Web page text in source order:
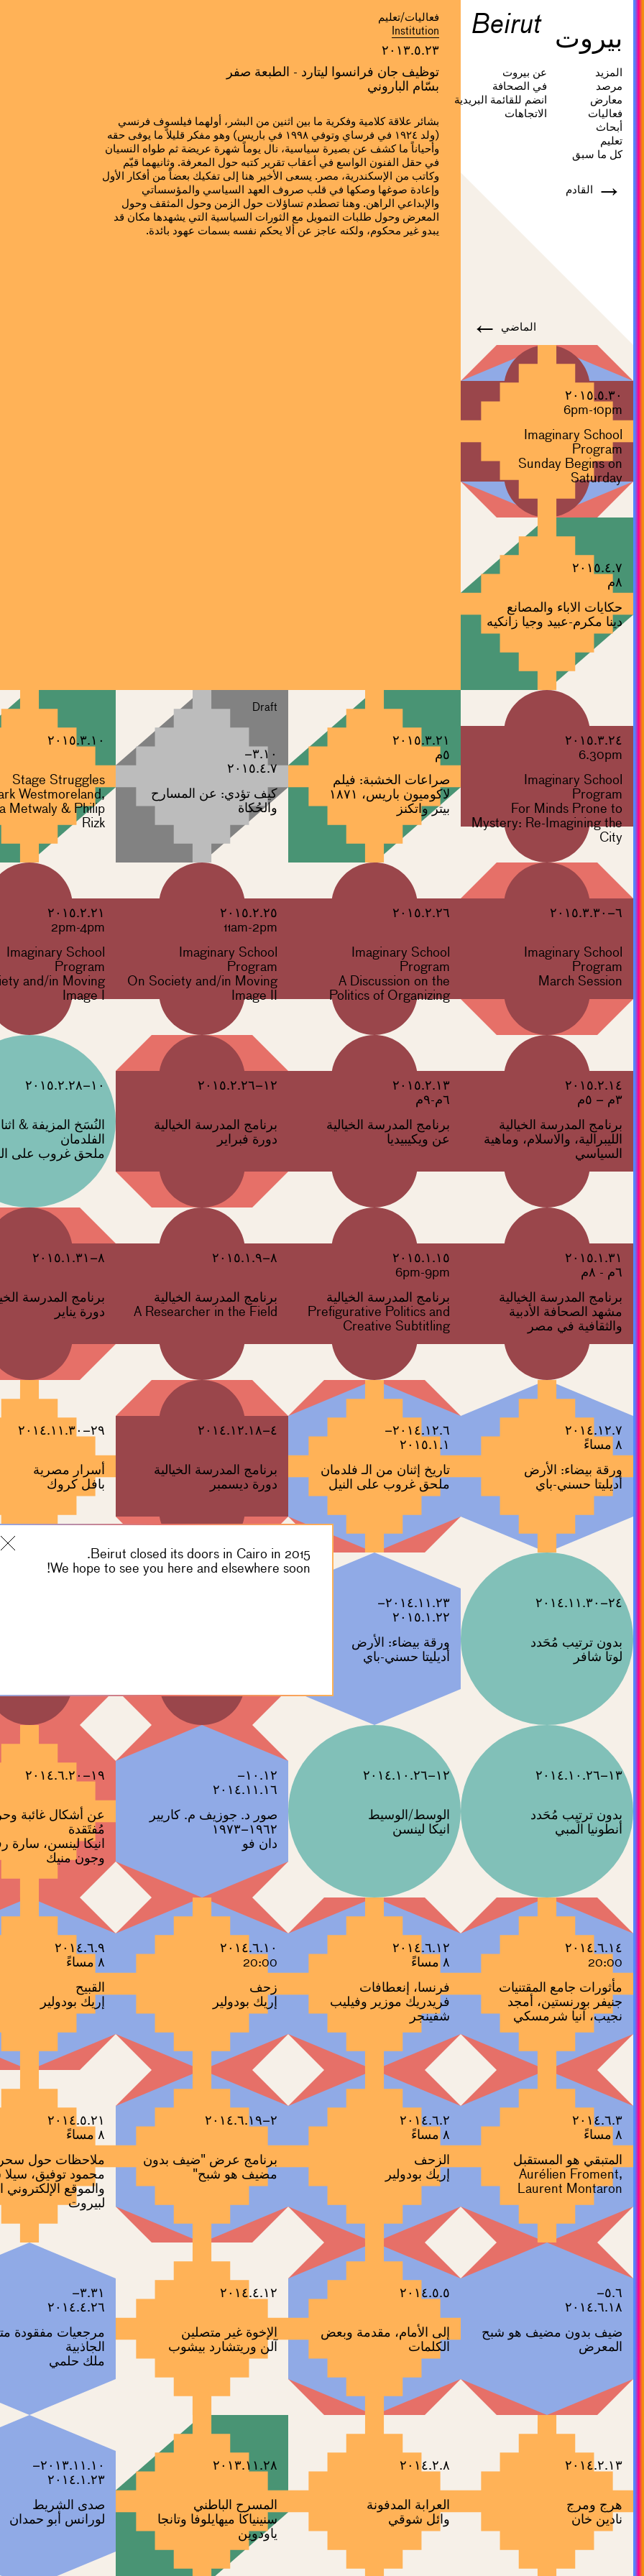
Beirut بيروت
المزيد
مرصد
معارض
فعاليات
أبحاث
تعليم
كل ما سبق
عن بيروت
في الصحافة
انضم للقائمة البريدية
الاتجاهات
Beirut closed its doors in Cairo in 2015.
We hope to see you here and elsewhere soon!
فعاليات/تعليم
Institution
٢٠١٣.٥.٢٣
توظيف جان فرانسوا ليتارد - الطبعة صفر
بسّام الباروني
بشائر علاقة كلامية وفكرية ما بين اثنين من البشر، أولهما فيلسوف فرنسي
(ولد ١٩٢٤ في فرساي وتوفي ١٩٩٨ في باريس) وهو مفكر قليلاً ما يوفى حقه
وأحياناً ما كشف عن بصيرة سياسية، نال يوماً شهرة عريضة ثم طواه النسيان
في حقل الفنون الواسع في أعقاب تقرير كتبه حول المعرفة. وثانيهما قيّم
وكاتب من الإسكندرية، مصر. يسعى الأخير هنا إلى تفكيك بعضاً من أفكار الأول
وإعادة صوغها وصكها في قلب صروف العهد السياسي والمؤسساتي
والإبداعي الراهن. وهنا تصطدم تساؤلات حول الزمن وحول المثقف وحول
المعرض وحول طلبات التمويل مع الثورات السياسية التي يشهدها مكان قد
يبدو غير محكوم، ولكنه عاجز عن ألا يحكم نفسه بسمات عهود بائدة.
→ القادم
الماضي ←
٢٠١٥.٥.٣٠
6pm-10pm
Imaginary School
Program
Sunday Begins on
Saturday
٢٠١٥.٤.٧
٨م
حكايات الاباء والمصانع
دينا مكرم-عبيد وجيا زانكيه
٢٠١٥.٣.٢٤
6.30pm
Imaginary School
Program
For Minds Prone to
Mystery: Re-Imagining the
City
٢٠١٥.٣.٢١
٥م
صراعات الخشبة: فيلم
لاكوميون باريس، ١٨٧١
بيتر واتكنز
Draft
٣.١٠–
٢٠١٥.٤.٧
كيف تؤدي: عن المسارح
والحُكاة
٢٠١٥.٣.١٠
Stage Struggles
Westmoreland,
Metwaly & Philip
Rizk
٦–٢٠١٥.٣.٣٠
Imaginary School
Program
March Session
٢٠١٥.٢.٢٦
Imaginary School
Program
A Discussion on the
Politics of Organizing
٢٠١٥.٢.٢٥
11am-2pm
Imaginary School
Program
On Society and/in Moving
Image II
٢٠١٥.٢.٢١
2pm-4pm
Imaginary School
Program
and/in Moving
Image I
٢٠١٥.٢.١٤
٣م – ٥م
برنامج المدرسة الخيالية
الليبرالية، والاسلام، وماهية
السياسي
٢٠١٥.٢.١٣
٦م-٩م
برنامج المدرسة الخيالية
عن ويكيبيديا
١٢–٢٠١٥.٢.٢٦
برنامج المدرسة الخيالية
دورة فبراير
١٠–٢٠١٥.٢.٢٨
النُسَخ المزيفة &
الفلدمان
ملحق غروب على
٢٠١٥.١.٣١
٦م - ٨م
برنامج المدرسة الخيالية
مشهد الصحافة الأدبية
والثقافية في مصر
٢٠١٥.١.١٥
6pm-9pm
برنامج المدرسة الخيالية
Prefigurative Politics and
Creative Subtitling
٨–٢٠١٥.١.٩
برنامج المدرسة الخيالية
A Researcher in the Field
٨–٢٠١٥.١.٣١
برنامج المدرسة
دورة يناير
٢٠١٤.١٢.٧
٨ مساءً
ورقة بيضاء: الأرض
أديليتا حسني-باي
٢٠١٤.١٢.٦–
٢٠١٥.١.١
تاريخ إثنان من الـ فلدمان
ملحق غروب على النيل
٤–٢٠١٤.١٢.١٨
برنامج المدرسة الخيالية
دورة ديسمبر
٢٩–٢٠١٤.١١.٣٠
أسرار مصرية
بافل كروك
٢٤–٢٠١٤.١١.٣٠
لوتا شافر
٢٠١٤.١١.٢٣–
٢٠١٥.١.٢٢
ورقة بيضاء: الأرض
أديليتا حسني-باي
١٣–٢٠١٤.١٠.٢٦ ١٢–٢٠١٤.١٠.٢٦
الوسط/الوسيط
انيكا لينسن
١٠.١٢–
٢٠١٤.١١.١٦
‫صور د. جوزيف م. كاريير
١٩٦٢–١٩٧٣ ‬
دان فو
١٩–٢٠١٤.٦.٢٠
عن أشكال غائبة
مُفتَقدة
انيكا لينسن، سارة
وجون منيك
٢٠١٤.٦.١٤
20:00
مأثورات جامع المقتنيات
جنيفر بورنستين، أمجد
نجيب، آنيا شرمسكي
٢٠١٤.٦.١٢
٨ مساءً
فرنسا، إنعطافات
فريدريك موزير وفيليب
شفينجر
٢٠١٤.٦.١٠
20:00
زحف
إريك بودولير
٢٠١٤.٦.٩
٨ مساءً
القبيح
إريك بودولير
٢٠١٤.٦.٣
٨ مساءً
المتبقي هو المستقبل
Aurélien Froment,
Laurent Montaron
٢٠١٤.٦.٢
٨ مساءً
الزحف
إريك بودولير
٢–٢٠١٤.٦.١٩
برنامج عرض "ضيف بدون
مضيف هو شبح"
٢٠١٤.٥.٢١
٨ مساءً
ملاحظات حول سحر
محمود توفيق،
والموقع الإلكتروني
لبيروت
٥.٦–
٢٠١٤.٦.١٨
ضيف بدون مضيف هو شبح
المعرض
٢٠١٤.٥.٥
إلى الأمام، مقدمة وبعض
الكلمات
٢٠١٤.٤.١٢
الإخوة غير متصلين
آلن وريتشارد بيشوب
٣.٣١–
٢٠١٤.٤.٢٦
مرجعيات مفقودة
الجاذبية
ملك حلمي
٢٠١٤.٢.١٣
هرج ومرج
نادين خان
٢٠١٤.٢.٨
العرابة المدفونة
وائل شوقي
٢٠١٣.١١.٢٨
المسرح الباطني
سنينياكا ميهايلوفا وتانجا
ياودوين
٢٠١٣.١١.١٠–
٢٠١٤.١.٢٣
صدى الشريط
لورانس أبو حمدان